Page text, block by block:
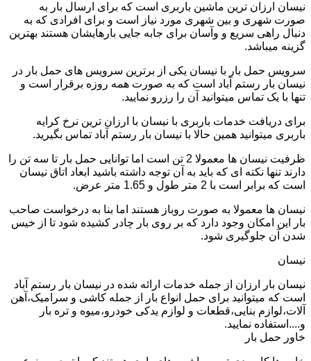
نیسان ارزان ترین ماشین باربری است که برای ارسال بار به
صورت شهری و بین شهری مورد نیاز است و برای افرادی که به
دنبال راهی سریع و وآسان برای جابه جایی بارهایشان هستند بهترین
گزینه میباشد.
سرویس حمل بار با نیسان یکی از برترین سرویس های حمل بار در
نیسان بار رستم آباد است که به صورت همه روزه برقرار است و
تنها با یک تماس میتوانید آن را رزرو نمایید.
برای دریافت خدمات باربری با نیسان با ارزان ترین نرخ کرایه
باربری میتوانید همین حالا با نیسان بار رستم آباد تماس بگیرید.
ظرفیت نیسان ها معمولا 2 تن است اما توانایی حمل بار تا سه تن را
دارند تنها نکته ای که باید به آن توجه داشته باشید ابعاد اتاق نیسان
است که برابر است با 2 متر طول و 1.65 متر عرض.
نیسان ها معمولا به صورت روباز هستند اما بنا به درخواست صاحب
بار این امکان وجود دارد که بر روی بار چادر کشیده شود تا از خیس
شدن آن جلوگیری شود.
نیسان
نیسان بار ارزان از جمله خدمات ارائه شده در نیسان بار رستم آباد
است که میتوانید برای حمل انواع بار از جمله کاشی و سرامیک،آهن
آلات،لوازم بنایی،قطعات و لوازم یدکی خودرو،میوه و تره بار
و....استفاده نمایید.
خاور حمل بار